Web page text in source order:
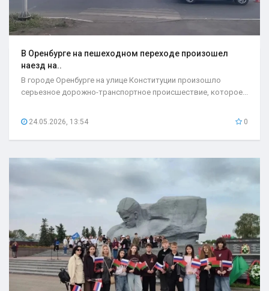
В Оренбурге на пешеходном переходе произошел
наезд на..
В городе Оренбурге на улице Конституции произошло
серьезное дорожно-транспортное происшествие, которое...
24.05.2026, 13:54 0